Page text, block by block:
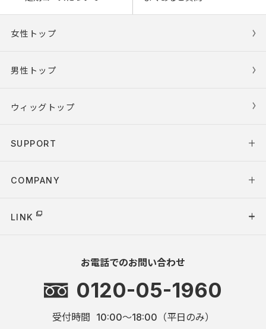
女性トップ
男性トップ
ウィッグトップ
SUPPORT
COMPANY
LINK
お電話でのお問い合わせ
0120-05-1960
受付時間 10:00～18:00（平日のみ）